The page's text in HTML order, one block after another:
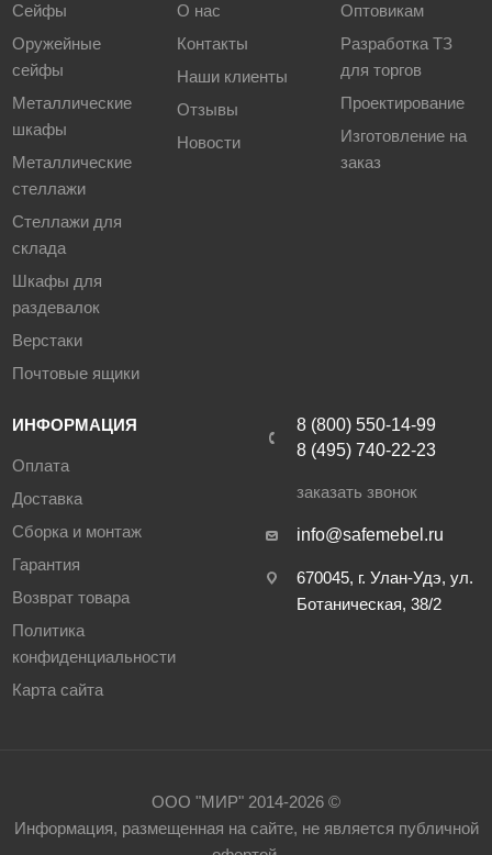
Сейфы
Оружейные
сейфы
Металлические
шкафы
Металлические
стеллажи
Стеллажи для
склада
Шкафы для
раздевалок
Верстаки
Почтовые ящики
О нас
Контакты
Наши клиенты
Отзывы
Новости
Оптовикам
Разработка ТЗ
для торгов
Проектирование
Изготовление на
заказ
ИНФОРМАЦИЯ
Оплата
Доставка
Сборка и монтаж
Гарантия
Возврат товара
Политика
конфиденциальности
Карта сайта
8 (800) 550-14-99
8 (495) 740-22-23
заказать звонок
info@safemebel.ru
670045, г. Улан-Удэ, ул.
Ботаническая, 38/2
ООО "МИР" 2014-2026 ©
Информация, размещенная на сайте, не является публичной